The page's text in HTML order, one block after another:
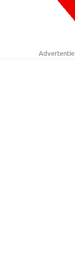
Advertentie